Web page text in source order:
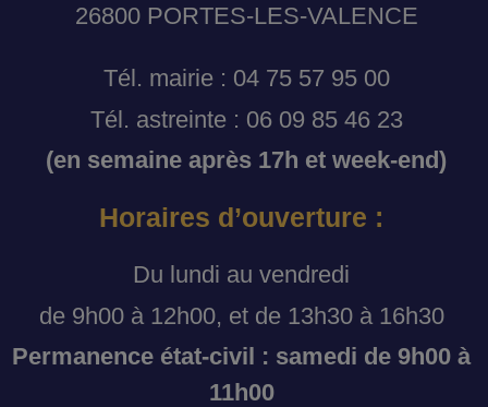
26800 PORTES-LES-VALENCE
Tél. mairie : 04 75 57 95 00
Tél. astreinte : 06 09 85 46 23
(en semaine après 17h et week-end)
Horaires d’ouverture :
Du lundi au vendredi
de 9h00 à 12h00, et de 13h30 à 16h30
Permanence état-civil : samedi de 9h00 à
11h00